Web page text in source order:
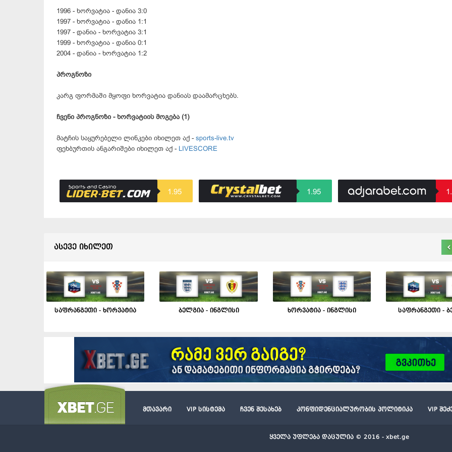
1996 - ხორვატია - დანია 3:0
1997 - ხორვატია - დანია 1:1
1997 - დანია - ხორვატია 3:1
1999 - ხორვატია - დანია 0:1
2004 - დანია - ხორვატია 1:2
პროგნოზი
კარგ ფორმაში მყოფი ხორვატია დანიას დაამარცხებს.
ჩვენი პროგნოზი - ხორვატიის მოგება (1)
მატჩის საყურებელი ლინკები იხილეთ აქ - sports-live.tv
ფეხბურთის ანგარიშები იხილეთ აქ - LIVESCORE
1.95 1.95
ასევე იხილეთ
საფრანგეთი - ხორვატია ბელგია - ინგლისი ხორვატია - ინგლისი საფრანგეთი -
‹
მთავარი VIP სისტემა ჩვენ შესახებ კონფიდენციალურობის პოლიტიკა VIP
ყველა უფლება დაცულია © 2016 - xbet.ge